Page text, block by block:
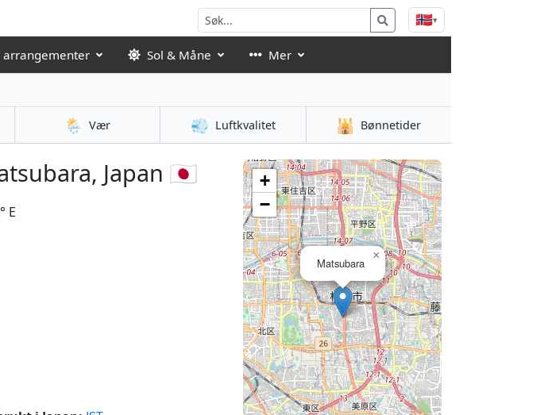
🇳🇴▾
arrangementer Sol & Måne Mer
🌦️ Vær 💨 Luftkvalitet 🕌 Bønnetider
Japan 🇯🇵
E
Matsubara
×
+
−